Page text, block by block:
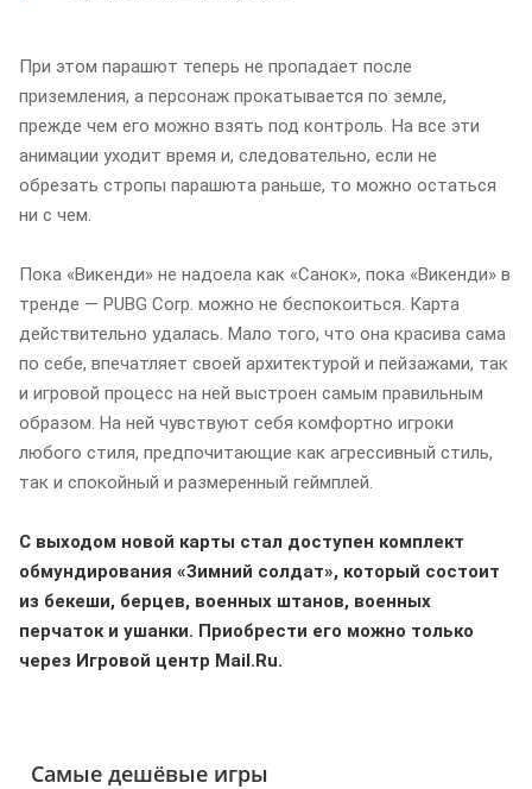
При этом парашют теперь не пропадает после
приземления, а персонаж прокатывается по земле,
прежде чем его можно взять под контроль. На все эти
анимации уходит время и, следовательно, если не
обрезать стропы парашюта раньше, то можно остаться
ни с чем.
Пока «Викенди» не надоела как «Санок», пока «Викенди» в
тренде — PUBG Corp. можно не беспокоиться. Карта
действительно удалась. Мало того, что она красива сама
по себе, впечатляет своей архитектурой и пейзажами, так
и игровой процесс на ней выстроен самым правильным
образом. На ней чувствуют себя комфортно игроки
любого стиля, предпочитающие как агрессивный стиль,
так и спокойный и размеренный геймплей.
С выходом новой карты стал доступен комплект
обмундирования «Зимний солдат», который состоит
из бекеши, берцев, военных штанов, военных
перчаток и ушанки. Приобрести его можно только
через Игровой центр Mail.Ru.
Самые дешёвые игры